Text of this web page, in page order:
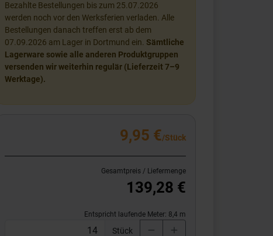
Bezahlte Bestellungen bis zum 25.07.2026
werden noch vor den Werksferien verladen. Alle
Bestellungen danach treffen erst ab dem
07.09.2026 am Lager in Dortmund ein. Sämtliche
Lagerware sowie alle anderen Produktgruppen
versenden wir weiterhin regulär (Lieferzeit 7–9
Werktage).
9,95 €/Stück
Gesamtpreis / Liefermenge
139,28 €
Entspricht laufende Meter: 8,4 m
Stück